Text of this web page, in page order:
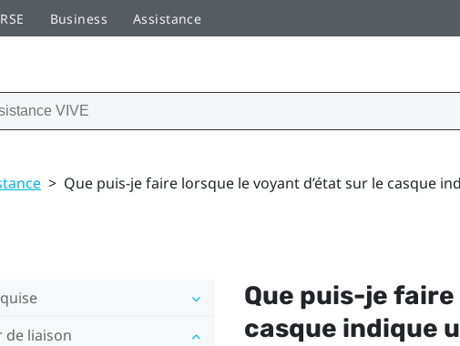
Business Assistance
> Que puis-je faire lorsque le voyant d’état sur le casque
de liaison
Que puis-je
casque indique